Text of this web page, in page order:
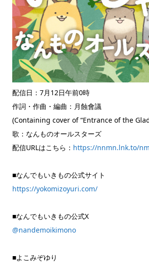
配信日：7月12日午前0時
作詞・作曲・編曲：月蝕會議
(Containing cover of “Entrance of the
歌：なんものオールスターズ
配信URLはこちら： https://nnmn.lnk.to/
■なんでもいきもの公式サイト
https://yokomizoyuri.com/
■なんでもいきもの公式X
@nandemoikimono
■よこみぞゆり